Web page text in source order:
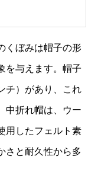
くぼみは帽子の形
を与えます。帽子
チ）があり、これ
中折れ帽は、ウー
用したフェルト素
さと耐久性から多